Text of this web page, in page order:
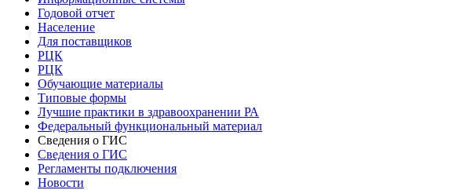
Годовой отчет
Население
Для поставщиков
РЦК
РЦК
Обучающие материалы
Типовые формы
Лучшие практики в здравоохранении РА
Федеральный функциональный материал
Сведения о ГИС
Сведения о ГИС
Регламенты подключения
Новости